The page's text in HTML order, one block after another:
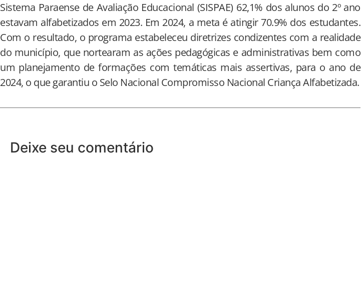
Sistema Paraense de Avaliação Educacional (SISPAE) 62,1% dos alunos do 2º ano
estavam alfabetizados em 2023. Em 2024, a meta é atingir 70.9% dos estudantes.
Com o resultado, o programa estabeleceu diretrizes condizentes com a realidade
do município, que nortearam as ações pedagógicas e administrativas bem como
um planejamento de formações com temáticas mais assertivas, para o ano de
2024, o que garantiu o Selo Nacional Compromisso Nacional Criança Alfabetizada.
Deixe seu comentário